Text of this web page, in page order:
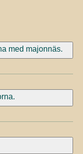
med majonnäs.